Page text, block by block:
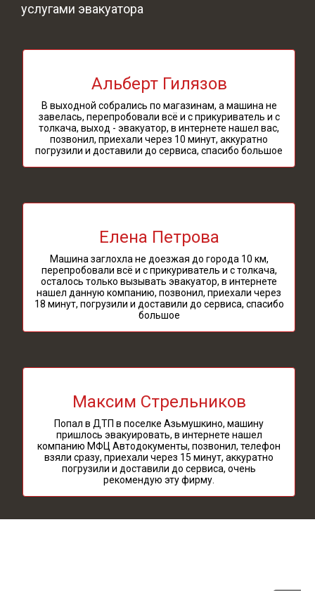
услугами эвакуатора
Альберт Гилязов
В выходной собрались по магазинам, а машина не
завелась, перепробовали всё и с прикуриватель и с
толкача, выход - эвакуатор, в интернете нашел вас,
позвонил, приехали через 10 минут, аккуратно
погрузили и доставили до сервиса, спасибо большое
Елена Петрова
Машина заглохла не доезжая до города 10 км,
перепробовали всё и с прикуриватель и с толкача,
осталось только вызывать эвакуатор, в интернете
нашел данную компанию, позвонил, приехали через
18 минут, погрузили и доставили до сервиса, спасибо
большое
Максим Стрельников
Попал в ДТП в поселке Азьмушкино, машину
пришлось эвакуировать, в интернете нашел
компанию МФЦ Автодокументы, позвонил, телефон
взяли сразу, приехали через 15 минут, аккуратно
погрузили и доставили до сервиса, очень
рекомендую эту фирму.